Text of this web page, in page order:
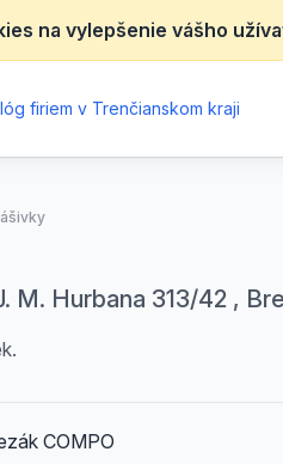
na vylepšenie vášho
firiem v Trenčianskom kraji
M. Hurbana 313/42 ,
COMPO